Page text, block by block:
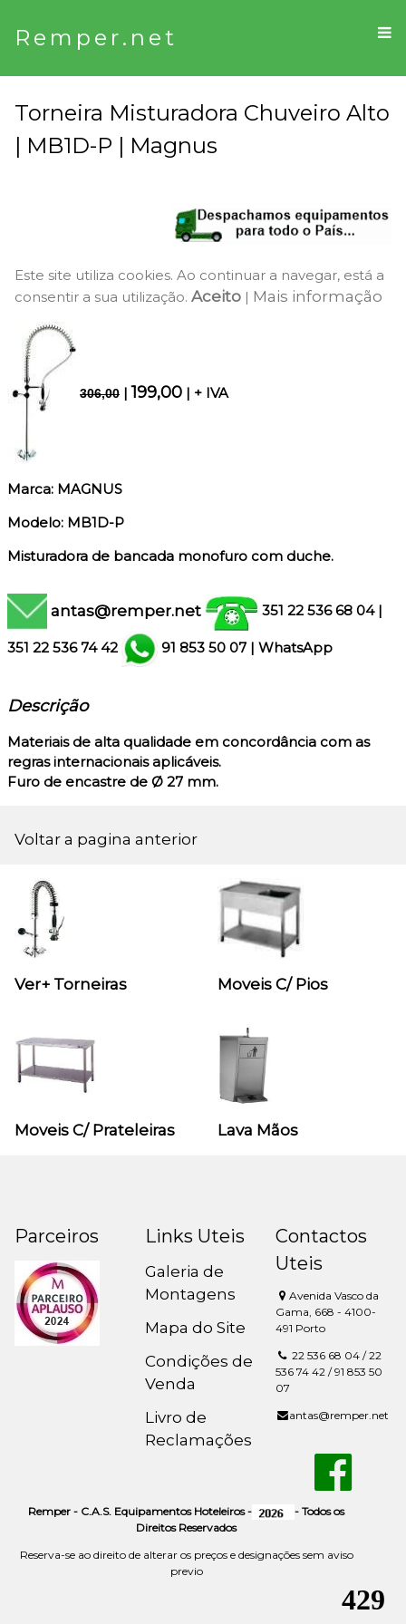
Remper.net
Torneira Misturadora Chuveiro Alto
| MB1D-P | Magnus
Este site utiliza cookies. Ao continuar a navegar, está a
consentir a sua utilização. Aceito | Mais informação
306,00 |199,00 | + IVA
Marca: MAGNUS
Modelo: MB1D-P
Misturadora de bancada monofuro com duche.
antas@remper.net 351 22 536 68 04 |
351 22 536 74 42 91 853 50 07 | WhatsApp
Descrição
Materiais de alta qualidade em concordância com as
regras internacionais aplicáveis.
Furo de encastre de Ø 27 mm.
Voltar a pagina anterior
Ver+ Torneiras Moveis C/ Pios
Moveis C/ Prateleiras Lava Mãos
Parceiros Links Uteis
Galeria de
Montagens
Mapa do Site
Condições de
Venda
Livro de
Reclamações
Contactos
Uteis
Avenida Vasco da
Gama, 668 - 4100-
491 Porto
22 536 68 04 / 22
536 74 42 / 91 853 50
07
antas@remper.net
Remper - C.A.S. Equipamentos Hoteleiros -
- Todos os
Direitos Reservados
Reserva-se ao direito de alterar os preços e designações sem aviso
previo